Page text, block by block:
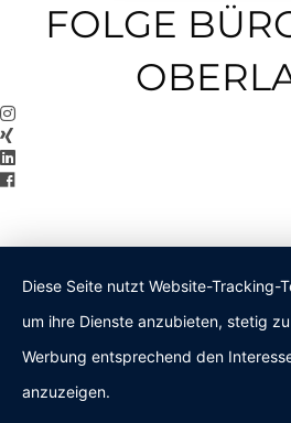
FOLGE
Diese Seite nutzt Website-Tracking-
um ihre Dienste anzubieten, stetig
Werbung entsprechend den
anzuzeigen.